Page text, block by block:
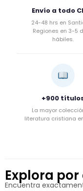
Envío a todo
24-48 hrs en
Regiones en 3-5
hábiles.
+900
La mayor
literatura cristiana
Explora
Encuentra